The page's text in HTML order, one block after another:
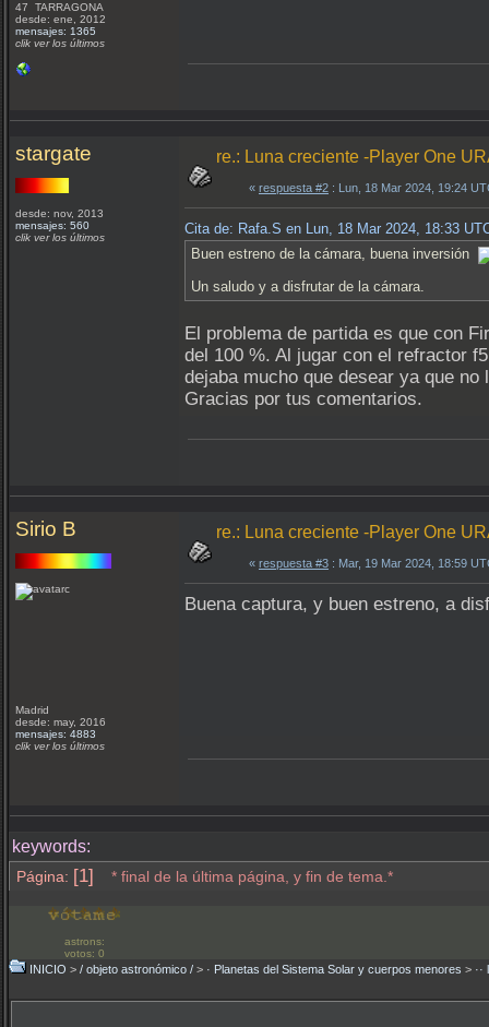
47 TARRAGONA
desde: ene, 2012
mensajes: 1365
clik ver los últimos
stargate
desde: nov, 2013
mensajes: 560
clik ver los últimos
re.: Luna creciente -Player One
« respuesta #2 : Lun, 18 Mar 2024, 19:24
Cita de: Rafa.S en Lun, 18 Mar 2024, 18:33
Buen estreno de la cámara, buena inversión
Un saludo y a disfrutar de la cámara.
El problema de partida es que con
del 100 %. Al jugar con el refractor
dejaba mucho que desear ya que
Gracias por tus comentarios.
Sirio B
Madrid
desde: may, 2016
mensajes: 4883
clik ver los últimos
re.: Luna creciente -Player One
« respuesta #3 : Mar, 19 Mar 2024, 18:59
Buena captura, y buen estreno, a
keywords:
Página: [1] * final de la última página, y fin de tema.*
astrons:
votos: 0
INICIO > / objeto astronómico / > · Planetas del Sistema Solar y cuerpos menores >